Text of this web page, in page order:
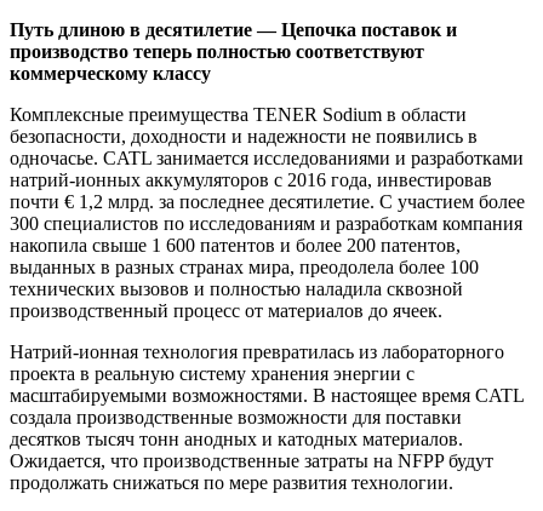
Путь длиною в десятилетие — Цепочка поставок и
производство теперь полностью соответствуют
коммерческому классу
Комплексные преимущества TENER Sodium в области
безопасности, доходности и надежности не появились в
одночасье. CATL занимается исследованиями и разработками
натрий-ионных аккумуляторов с 2016 года, инвестировав
почти € 1,2 млрд. за последнее десятилетие. С участием более
300 специалистов по исследованиям и разработкам компания
накопила свыше 1 600 патентов и более 200 патентов,
выданных в разных странах мира, преодолела более 100
технических вызовов и полностью наладила сквозной
производственный процесс от материалов до ячеек.
Натрий-ионная технология превратилась из лабораторного
проекта в реальную систему хранения энергии с
масштабируемыми возможностями. В настоящее время CATL
создала производственные возможности для поставки
десятков тысяч тонн анодных и катодных материалов.
Ожидается, что производственные затраты на NFPP будут
продолжать снижаться по мере развития технологии.